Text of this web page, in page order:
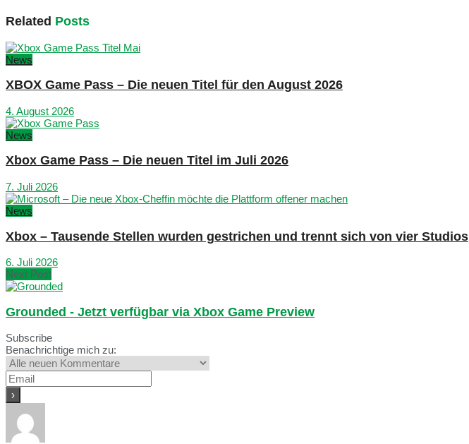
Related Posts
News
XBOX Game Pass – Die neuen Titel für den August 2026
4. August 2026
News
Xbox Game Pass – Die neuen Titel im Juli 2026
7. Juli 2026
News
Xbox – Tausende Stellen wurden gestrichen und trennt sich von vier Studios
6. Juli 2026
Next Post
Grounded - Jetzt verfügbar via Xbox Game Preview
Subscribe
Benachrichtige mich zu: